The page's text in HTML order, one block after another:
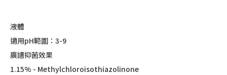
液體
適用pH範圍：3-9
廣譜抑菌效果
1.15% - Methylchloroisothiazolinone